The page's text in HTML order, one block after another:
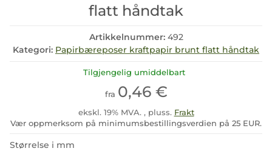
flatt håndtak
Artikkelnummer: 492
Kategori: Papirbæreposer kraftpapir brunt flatt håndtak
Tilgjengelig umiddelbart
fra 0,46 €
ekskl. 19% MVA. , pluss. Frakt
Vær oppmerksom på minimumsbestillingsverdien på 25 EUR.
Størrelse i mm